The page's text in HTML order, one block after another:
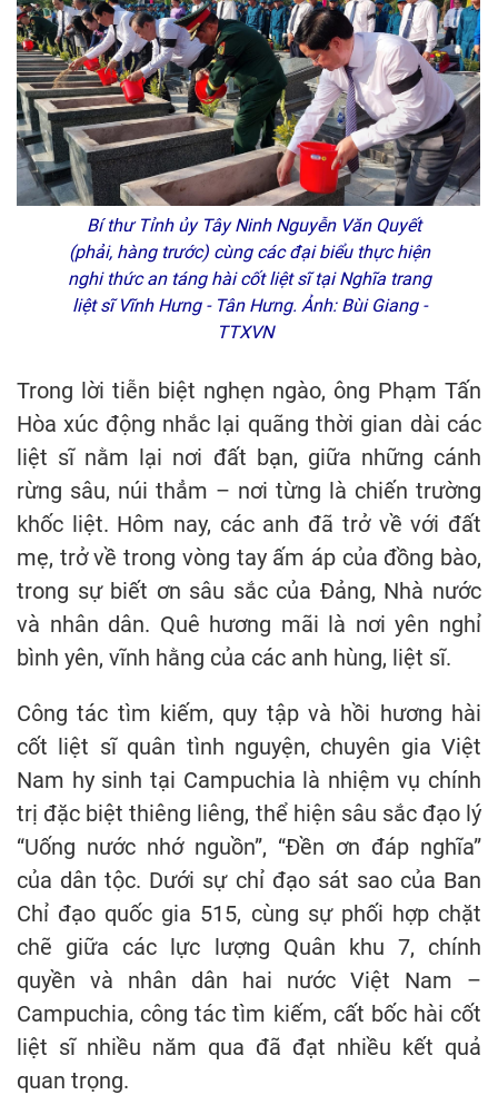
Bí thư Tỉnh ủy Tây Ninh Nguyễn Văn Quyết
(phải, hàng trước) cùng các đại biểu thực hiện
nghi thức an táng hài cốt liệt sĩ tại Nghĩa trang
liệt sĩ Vĩnh Hưng - Tân Hưng. Ảnh: Bùi Giang -
TTXVN
Trong lời tiễn biệt nghẹn ngào, ông Phạm Tấn
Hòa xúc động nhắc lại quãng thời gian dài các
liệt sĩ nằm lại nơi đất bạn, giữa những cánh
rừng sâu, núi thẳm – nơi từng là chiến trường
khốc liệt. Hôm nay, các anh đã trở về với đất
mẹ, trở về trong vòng tay ấm áp của đồng bào,
trong sự biết ơn sâu sắc của Đảng, Nhà nước
và nhân dân. Quê hương mãi là nơi yên nghỉ
bình yên, vĩnh hằng của các anh hùng, liệt sĩ.
Công tác tìm kiếm, quy tập và hồi hương hài
cốt liệt sĩ quân tình nguyện, chuyên gia Việt
Nam hy sinh tại Campuchia là nhiệm vụ chính
trị đặc biệt thiêng liêng, thể hiện sâu sắc đạo lý
“Uống nước nhớ nguồn”, “Đền ơn đáp nghĩa”
của dân tộc. Dưới sự chỉ đạo sát sao của Ban
Chỉ đạo quốc gia 515, cùng sự phối hợp chặt
chẽ giữa các lực lượng Quân khu 7, chính
quyền và nhân dân hai nước Việt Nam –
Campuchia, công tác tìm kiếm, cất bốc hài cốt
liệt sĩ nhiều năm qua đã đạt nhiều kết quả
quan trọng.